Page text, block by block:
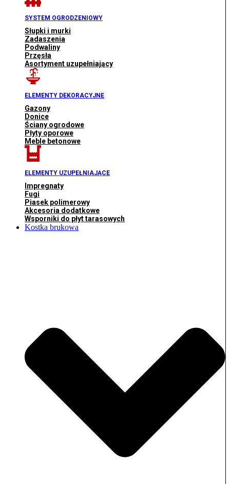
SYSTEM OGRODZENIOWY
Słupki i murki
Zadaszenia
Podwaliny
Przęsła
Asortyment uzupełniający
ELEMENTY DEKORACYJNE
Gazony
Donice
Ściany ogrodowe
Płyty oporowe
Meble betonowe
ELEMENTY UZUPEŁNIAJĄCE
Impregnaty
Fugi
Piasek polimerowy
Akcesoria dodatkowe
Wsporniki do płyt tarasowych
Kostka brukowa